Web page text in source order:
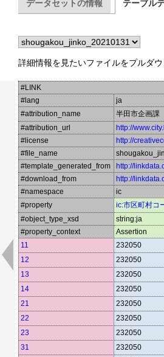
データセットの情報 テーブル
詳細情報を見たいファイルをプルダ
#LINK
#lang
ja
#attribution_name
半田市企画課
#attribution_url
http://
#license
http://
#file_name
#template_generated_from
http://
#download_from
http://
#namespace
ic
#property
ic:市区町村コ
#object_type_xsd
string:ja
#property_context
Assertion
11
232050
12
232050
13
232050
14
232050
21
232050
22
232050
23
232050
31
232050